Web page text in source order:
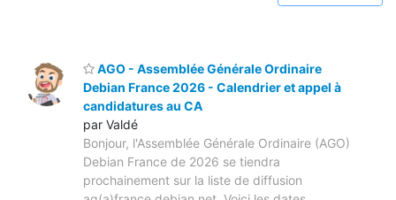
AGO - Assemblée Générale Ordinaire
Debian France 2026 - Calendrier et appel à
candidatures au CA
par Valdé
Bonjour, l'Assemblée Générale Ordinaire (AGO)
Debian France de 2026 se tiendra
prochainement sur la liste de diffusion